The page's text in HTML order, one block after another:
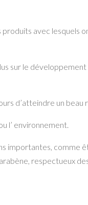
produits avec
sur le
d’atteindre un beau
l’ environnement.
importantes, comme
respectueux